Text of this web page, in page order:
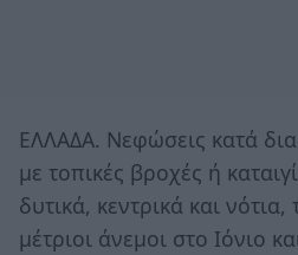
ΕΛΛΑΔΑ. Νεφώσεις κατά
με τοπικές βροχές ή
δυτικά, κεντρικά και
μέτριοι άνεμοι στο Ιόνιο